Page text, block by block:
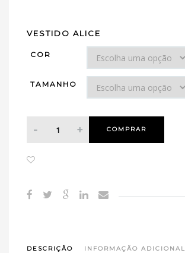
VESTIDO ALICE
COR
TAMANHO
COMPRAR
DESCRIÇÃO
INFORMAÇÃO ADICIONAL